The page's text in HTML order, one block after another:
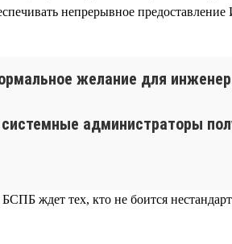
непрерывное
желание для
администраторы
ждет тех, кто не боится